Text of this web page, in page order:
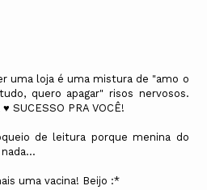
uma loja é uma mistura de "amo o
quero apagar" risos nervosos.
SUCESSO PRA VOCÊ!
de leitura porque menina do
uma vacina! Beijo :*